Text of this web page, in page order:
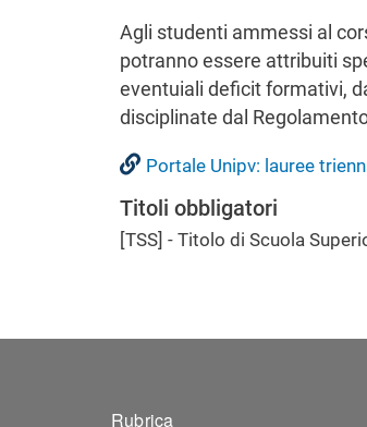
Agli studenti ammessi al
potranno essere attribuiti
eventuiali deficit formativi,
disciplinate dal
Portale Unipv: lauree
Titoli obbligatori
[TSS] - Titolo di Scuola
Rubrica